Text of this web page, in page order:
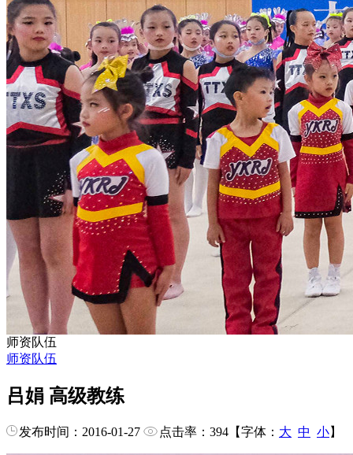
师资队伍
师资队伍
吕娟 高级教练
发布时间：2016-01-27 点击率： 394 【字体： 大 中 小】